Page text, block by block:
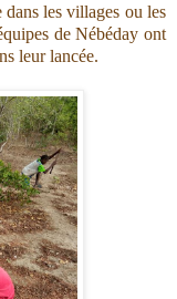
les villages ou les
de Nébéday ont
leur lancée.